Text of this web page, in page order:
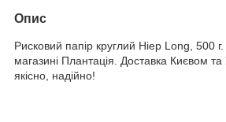
Опис
Рисковий папір круглий Hiep Long, 500 г.
магазині Плантація. Доставка Києвом
якісно, надійно!